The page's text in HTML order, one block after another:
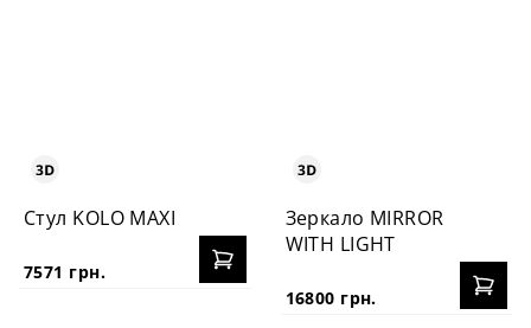
Стул KOLO MAXI
7571 грн.
Зеркало MIRROR
WITH LIGHT
16800 грн.